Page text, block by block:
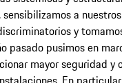
a
y
pasado pusimos en
mayor seguridad